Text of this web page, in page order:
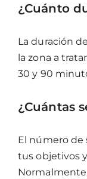
¿Cuánto
La duración
la zona a
30 y 90
¿Cuántas
El número de
tus objetivos